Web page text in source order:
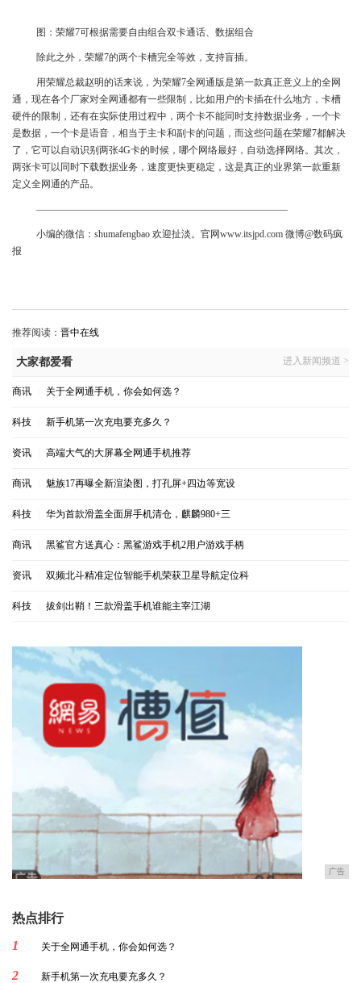
图：荣耀7可根据需要自由组合双卡通话、数据组合
除此之外，荣耀7的两个卡槽完全等效，支持盲插。
用荣耀总裁赵明的话来说，为荣耀7全网通版是第一款真正意义上的全网
通，现在各个厂家对全网通都有一些限制，比如用户的卡插在什么地方，卡槽
硬件的限制，还有在实际使用过程中，两个卡不能同时支持数据业务，一个卡
是数据，一个卡是语音，相当于主卡和副卡的问题，而这些问题在荣耀7都解决
了，它可以自动识别两张4G卡的时候，哪个网络最好，自动选择网络。其次，
两张卡可以同时下载数据业务，速度更快更稳定，这是真正的业界第一款重新
定义全网通的产品。
——————————————————————————
小编的微信：shumafengbao 欢迎扯淡。官网www.itsjpd.com 微博@数码疯
报
推荐阅读： 晋中在线
大家都爱看 进入新闻频道 >
商讯 关于全网通手机，你会如何选？
科技 新手机第一次充电要充多久？
资讯 高端大气的大屏幕全网通手机推荐
商讯 魅族17再曝全新渲染图，打孔屏+四边等宽设
科技 华为首款滑盖全面屏手机清仓，麒麟980+三
商讯 黑鲨官方送真心：黑鲨游戏手机2用户游戏手柄
资讯 双频北斗精准定位智能手机荣获卫星导航定位科
科技 拔剑出鞘！三款滑盖手机谁能主宰江湖
广告
热点排行
1
关于全网通手机，你会如何选？
2 新手机第一次充电要充多久？